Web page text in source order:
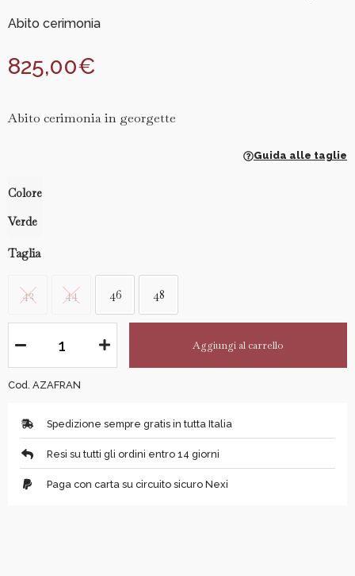
Abito cerimonia
825,00€
Abito cerimonia in georgette
Guida alle taglie
Colore
Verde
Taglia
42 44 46 48
Aggiungi al carrello
Cod. AZAFRAN
Spedizione sempre gratis in tutta Italia
Resi su tutti gli ordini entro 14 giorni
Paga con carta su circuito sicuro Nexi